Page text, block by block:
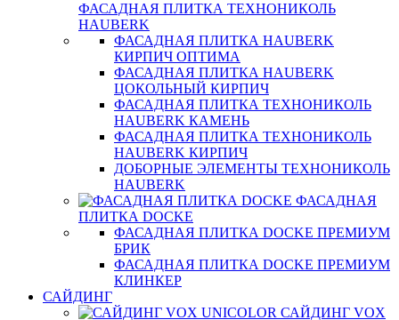
ФАСАДНАЯ ПЛИТКА ТЕХНОНИКОЛЬ
HAUBERK
ФАСАДНАЯ ПЛИТКА HAUBERK
КИРПИЧ ОПТИМА
ФАСАДНАЯ ПЛИТКА HAUBERK
ЦОКОЛЬНЫЙ КИРПИЧ
ФАСАДНАЯ ПЛИТКА ТЕХНОНИКОЛЬ
HAUBERK КАМЕНЬ
ФАСАДНАЯ ПЛИТКА ТЕХНОНИКОЛЬ
HAUBERK КИРПИЧ
ДОБОРНЫЕ ЭЛЕМЕНТЫ ТЕХНОНИКОЛЬ
HAUBERK
ФАСАДНАЯ
ПЛИТКА DOCKE
ФАСАДНАЯ ПЛИТКА DOCKE ПРЕМИУМ
БРИК
ФАСАДНАЯ ПЛИТКА DOCKE ПРЕМИУМ
КЛИНКЕР
САЙДИНГ
САЙДИНГ VOX